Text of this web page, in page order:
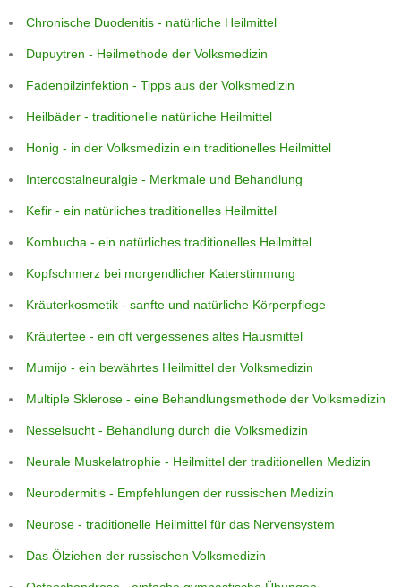
Chronische Duodenitis - natürliche Heilmittel
Dupuytren - Heilmethode der Volksmedizin
Fadenpilzinfektion - Tipps aus der Volksmedizin
Heilbäder - traditionelle natürliche Heilmittel
Honig - in der Volksmedizin ein traditionelles Heilmittel
Intercostalneuralgie - Merkmale und Behandlung
Kefir - ein natürliches traditionelles Heilmittel
Kombucha - ein natürliches traditionelles Heilmittel
Kopfschmerz bei morgendlicher Katerstimmung
Kräuterkosmetik - sanfte und natürliche Körperpflege
Kräutertee - ein oft vergessenes altes Hausmittel
Mumijo - ein bewährtes Heilmittel der Volksmedizin
Multiple Sklerose - eine Behandlungsmethode der Volksmedizin
Nesselsucht - Behandlung durch die Volksmedizin
Neurale Muskelatrophie - Heilmittel der traditionellen Medizin
Neurodermitis - Empfehlungen der russischen Medizin
Neurose - traditionelle Heilmittel für das Nervensystem
Das Ölziehen der russischen Volksmedizin